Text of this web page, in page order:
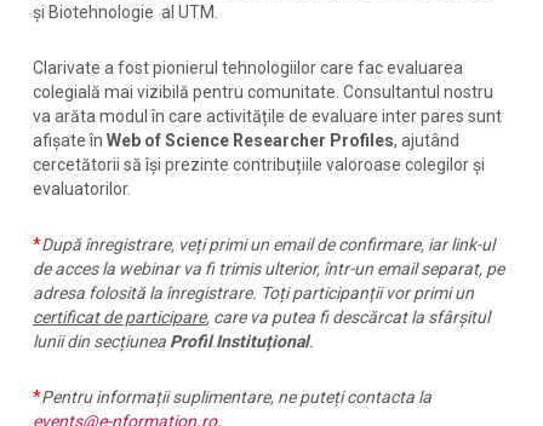
și Biotehnologie al UTM.
Clarivate a fost pionierul tehnologiilor care fac evaluarea
colegială mai vizibilă pentru comunitate. Consultantul nostru
va arăta modul în care activitățile de evaluare inter pares sunt
afișate în Web of Science Researcher Profiles, ajutând
cercetătorii să își prezinte contribuțiile valoroase colegilor și
evaluatorilor.
*După înregistrare, veți primi un email de confirmare, iar link-ul
de acces la webinar va fi trimis ulterior, într-un email separat, pe
adresa folosită la înregistrare. Toți participanții vor primi un
certificat de participare, care va putea fi descărcat la sfârșitul
lunii din secțiunea Profil Instituțional.
*Pentru informații suplimentare, ne puteți contacta la
events@e-nformation.ro.